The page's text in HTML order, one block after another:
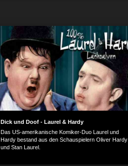
Dick und Doof - Laurel & Hardy
Das US-amerikanische Komiker-Duo Laurel und
Hardy bestand aus den Schauspielern Oliver Hardy
und Stan Laurel.